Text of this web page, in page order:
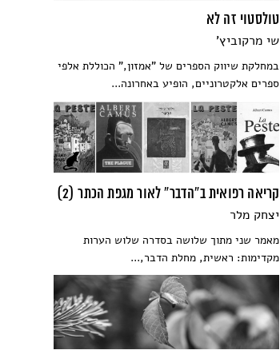
טולסטוי זה לא
שי מרקוביץ'
במחלקת שיווק הספרים של "אמזון," הכוללת אלפי
ספרים אלקטרוניים, הופיע באחרונה...
קריאה רפואית ב”הדבר” לאור מגפת הכתר (2)
יצחק מלר
מאמר שני מתוך שלושה בסדרה שלוש הערות
מקדימות: ראשית, מחלת הדבר,...